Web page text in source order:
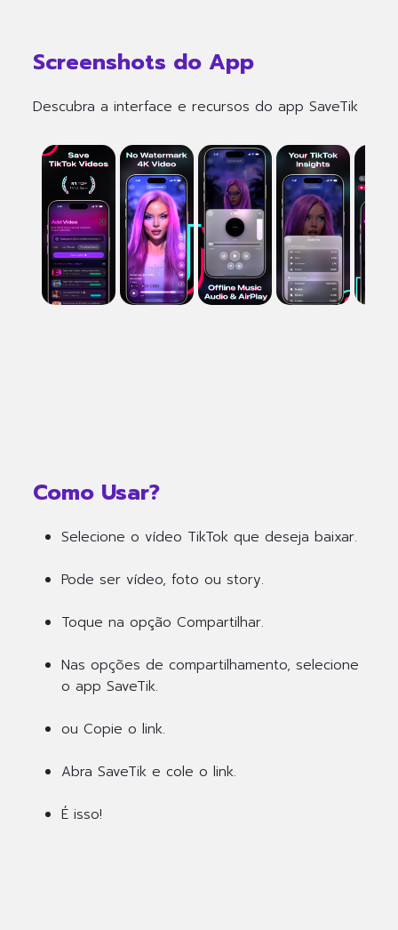
Screenshots do App
Descubra a interface e recursos do app SaveTik
Como Usar?
Selecione o vídeo TikTok que deseja baixar.
Pode ser vídeo, foto ou story.
Toque na opção Compartilhar.
Nas opções de compartilhamento, selecione
o app SaveTik.
ou Copie o link.
Abra SaveTik e cole o link.
É isso!